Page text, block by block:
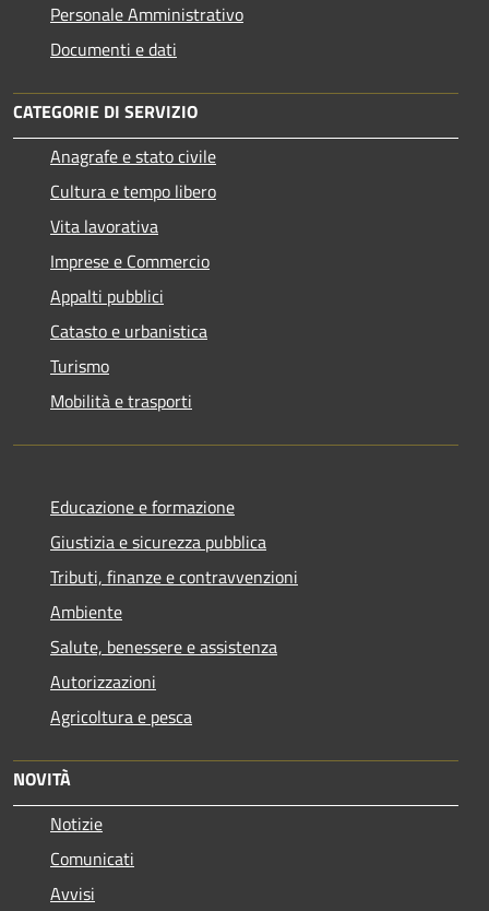
Personale Amministrativo
Documenti e dati
CATEGORIE DI SERVIZIO
Anagrafe e stato civile
Cultura e tempo libero
Vita lavorativa
Imprese e Commercio
Appalti pubblici
Catasto e urbanistica
Turismo
Mobilità e trasporti
Educazione e formazione
Giustizia e sicurezza pubblica
Tributi, finanze e contravvenzioni
Ambiente
Salute, benessere e assistenza
Autorizzazioni
Agricoltura e pesca
NOVITÀ
Notizie
Comunicati
Avvisi